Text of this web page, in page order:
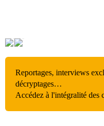
Reportages, interviews
décryptages…
Accédez à l'intégralité des